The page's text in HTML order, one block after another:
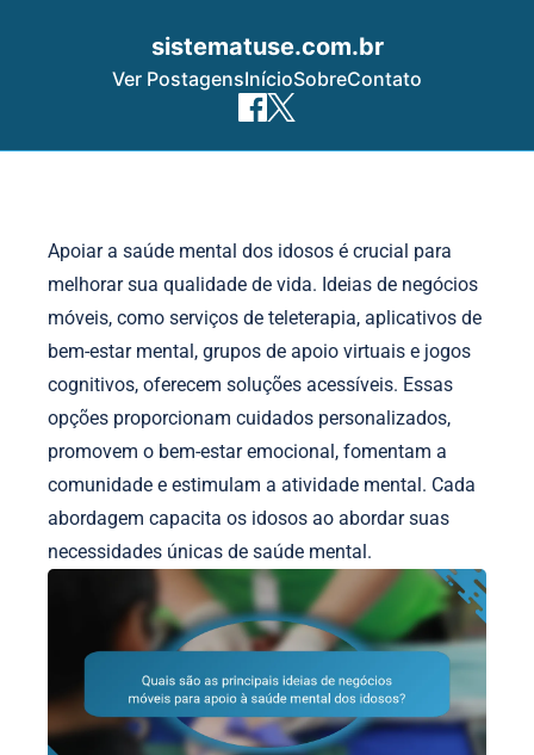
sistematuse.com.br
Ver PostagensInícioSobreContato
Apoiar a saúde mental dos idosos é crucial para
melhorar sua qualidade de vida. Ideias de negócios
móveis, como serviços de teleterapia, aplicativos de
bem-estar mental, grupos de apoio virtuais e jogos
cognitivos, oferecem soluções acessíveis. Essas
opções proporcionam cuidados personalizados,
promovem o bem-estar emocional, fomentam a
comunidade e estimulam a atividade mental. Cada
abordagem capacita os idosos ao abordar suas
necessidades únicas de saúde mental.